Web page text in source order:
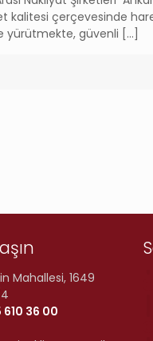
kalitesi çerçevesinde
yürütmekte, güvenli […]
Mahallesi, 1649
36 00